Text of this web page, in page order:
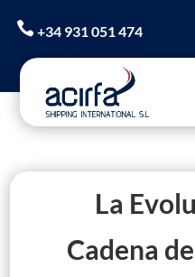
+34 931 051 474
La
Cadena